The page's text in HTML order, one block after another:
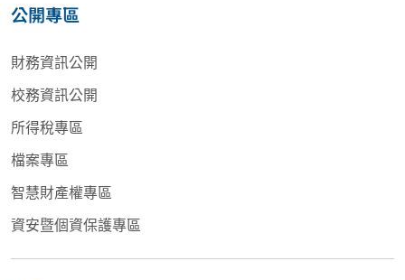
公開專區
財務資訊公開
校務資訊公開
所得稅專區
檔案專區
智慧財產權專區
資安暨個資保護專區